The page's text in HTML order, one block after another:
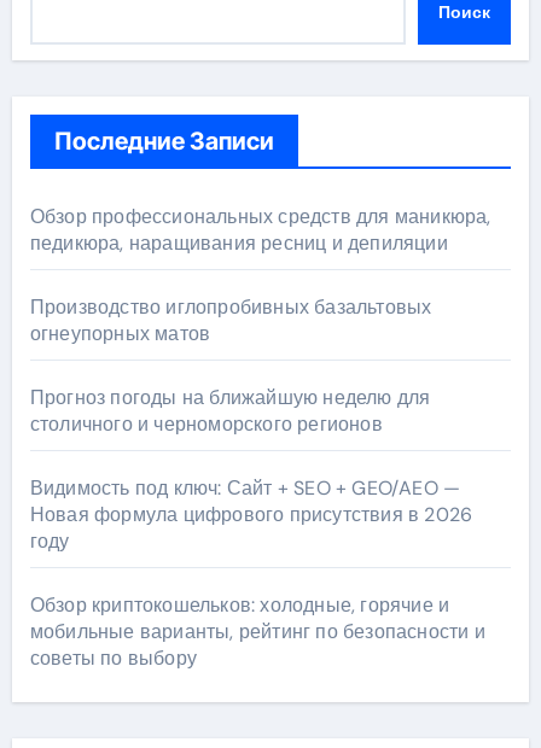
Поиск
Последние Записи
Обзор профессиональных средств для маникюра,
педикюра, наращивания ресниц и депиляции
Производство иглопробивных базальтовых
огнеупорных матов
Прогноз погоды на ближайшую неделю для
столичного и черноморского регионов
Видимость под ключ: Сайт + SEO + GEO/AEO —
Новая формула цифрового присутствия в 2026
году
Обзор криптокошельков: холодные, горячие и
мобильные варианты, рейтинг по безопасности и
советы по выбору